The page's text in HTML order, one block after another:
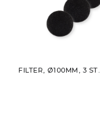
FILTER, Ø100MM, 3 ST.